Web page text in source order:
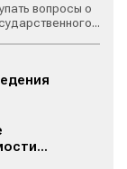
вопросы о